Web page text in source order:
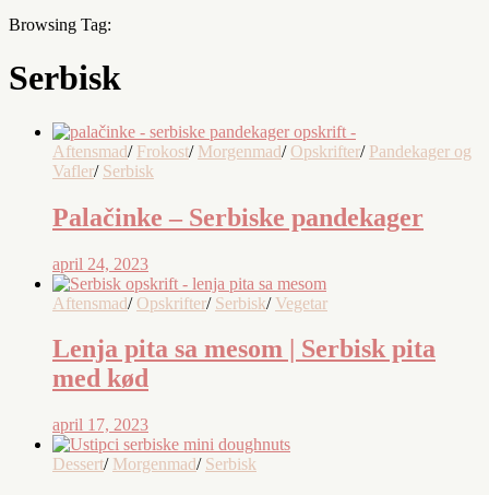
Browsing Tag:
Serbisk
Aftensmad/ Frokost/ Morgenmad/ Opskrifter/ Pandekager og
Vafler/ Serbisk
Palačinke – Serbiske pandekager
april 24, 2023
Aftensmad/ Opskrifter/ Serbisk/ Vegetar
Lenja pita sa mesom | Serbisk pita
med kød
april 17, 2023
Dessert/ Morgenmad/ Serbisk